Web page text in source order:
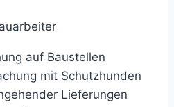
auf Baustellen
mit Schutzhunden
Lieferungen